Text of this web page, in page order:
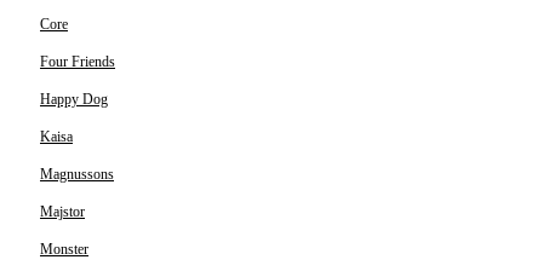
Core
Four Friends
Happy Dog
Kaisa
Magnussons
Majstor
Monster